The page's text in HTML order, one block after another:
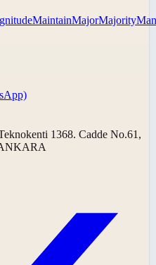
MaintainMajorMajority
1368. Cadde No.61,